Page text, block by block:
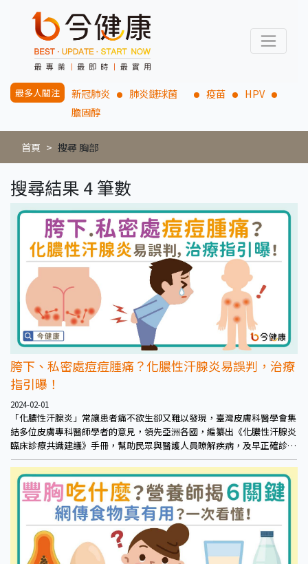
最多人關注 新冠肺炎 肺炎鏈球菌 疫苗
HPV
膽固醇
首頁 搜尋 胸部
搜尋結果 4 筆數
胯下、私密處痘痘腫痛？化膿性汗腺炎易誤判，治療
指引曝！
2024-02-01
「化膿性汗腺炎」常讓患者痛不欲生卻又難以發現，臺灣皮膚科醫學會集
結多位皮膚專科醫師學者的意見，領先亞洲各國，編纂出《化膿性汗腺炎
臨床診療共識建議》手冊，幫助民眾與醫護人員瞭解疾病，及早正確診療
與照護。